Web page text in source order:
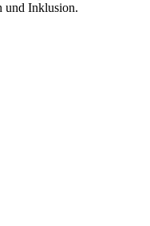
und Inklusion.